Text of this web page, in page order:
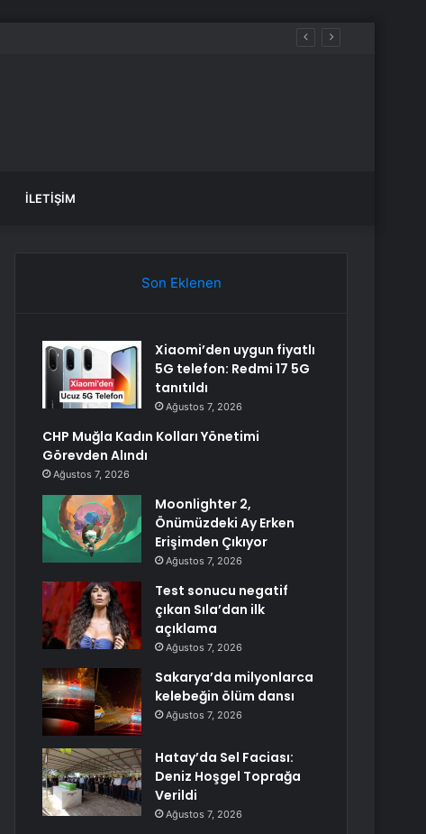
İLETIŞIM
Son Eklenen
Xiaomi’den uygun fiyatlı
5G telefon: Redmi 17 5G
tanıtıldı
Ağustos 7, 2026
CHP Muğla Kadın Kolları Yönetimi
Görevden Alındı
Ağustos 7, 2026
Moonlighter 2,
Önümüzdeki Ay Erken
Erişimden Çıkıyor
Ağustos 7, 2026
Test sonucu negatif
çıkan Sıla’dan ilk
açıklama
Ağustos 7, 2026
Sakarya’da milyonlarca
kelebeğin ölüm dansı
Ağustos 7, 2026
Hatay’da Sel Faciası:
Deniz Hoşgel Toprağa
Verildi
Ağustos 7, 2026